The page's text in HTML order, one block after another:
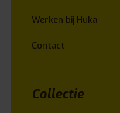
Werken bij Huka
Contact
Collectie